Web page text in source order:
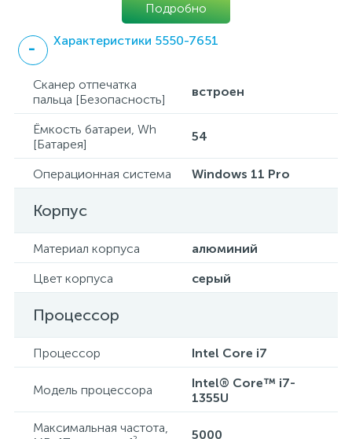
Подробно
Характеристики 5550-7651
Сканер отпечатка
пальца [Безопасность]
встроен
Ёмкость батареи, Wh
[Батарея]
54
Операционная система Windows 11 Pro
Корпус
Материал корпуса
алюминий
Цвет корпуса
серый
Процессор
Процессор Intel Core i7
Модель процессора
Intel® Core™ i7-
1355U
Максимальная частота,
5000